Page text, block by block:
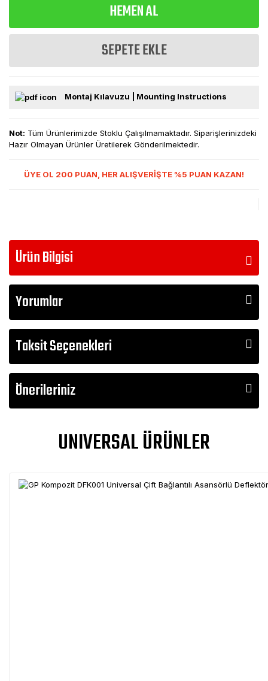
HEMEN AL
SEPETE EKLE
Montaj Kılavuzu | Mounting Instructions
Not: Tüm Ürünlerimizde Stoklu Çalışılmamaktadır. Siparişlerinizdeki
Hazır Olmayan Ürünler Üretilerek Gönderilmektedir.
ÜYE OL 200 PUAN, HER ALIŞVERİŞTE %5 PUAN KAZAN!
Ürün Bilgisi
Yorumlar
Taksit Seçenekleri
Önerileriniz
UNIVERSAL ÜRÜNLER